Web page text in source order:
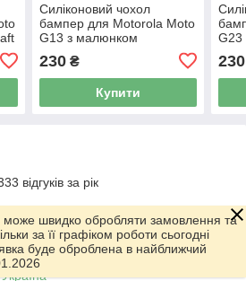
Силіконовий чохол
бампер для Motorola Moto
G13 з малюнком
230₴
Купити
G23
230
відгуків за рік
17.00. Суббота - Воскресенье
може швидко обробляти замовлення та
за її графіком роботи сьогодні
буде оброблена в найближчий